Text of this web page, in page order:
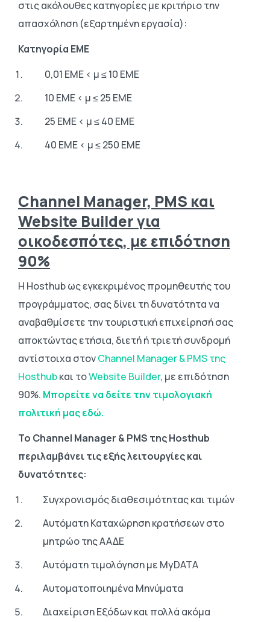
στις ακόλουθες κατηγορίες με κριτήριο την
απασχόληση (εξαρτημένη εργασία):
Κατηγορία ΕΜΕ
0,01 ΕΜΕ < μ ≤ 10 ΕΜΕ
10 ΕΜΕ < μ ≤ 25 ΕΜΕ
25 ΕΜΕ < μ ≤ 40 ΕΜΕ
40 ΕΜΕ < μ ≤ 250 ΕΜΕ
Channel Manager, PMS και
Website Builder για
οικοδεσπότες, με επιδότηση
90%
Η Hosthub ως εγκεκριμένος προμηθευτής του
προγράμματος, σας δίνει τη δυνατότητα να
αναβαθμίσετε την τουριστική επιχείρησή σας
αποκτώντας ετήσια, διετή ή τριετή συνδρομή
αντίστοιχα στονChannel Manager & PMS της
Ηοsthubκαι τοWebsite Builder, με επιδότηση
90%. Μπορείτε να δείτε την τιμολογιακή
πολιτική μας εδώ.
Το Channel Manager & PMS της Ηοsthub
περιλαμβάνει τις εξής λειτουργίες και
δυνατότητες:
Συγχρονισμός διαθεσιμότητας και τιμών
Αυτόματη Καταχώρηση κρατήσεων στο
μητρώο της ΑΑΔΕ
Αυτόματη τιμολόγηση με MyDATA
Αυτοματοποιημένα Μηνύματα
Διαχείριση Εξόδων και πολλά ακόμα